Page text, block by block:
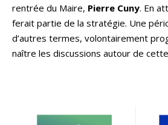
rentrée du Maire, Pierre Cuny. En
ferait partie de la stratégie. Une
d’autres termes, volontairement
naître les discussions autour de